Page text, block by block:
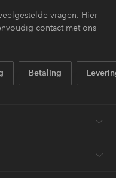
vragen. Hier
contact met ons
Betaling